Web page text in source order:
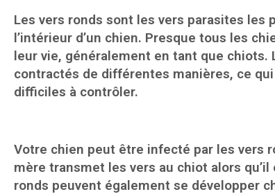
Les vers ronds sont les vers parasites les
l’intérieur d’un chien. Presque tous les
leur vie, généralement en tant que chiots.
contractés de différentes manières, ce
difficiles à contrôler.
Votre chien peut être infecté par les vers
mère transmet les vers au chiot alors
ronds peuvent également se développer